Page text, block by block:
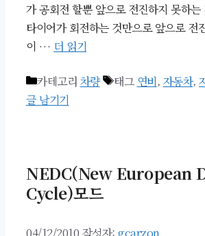
가 공회전 할뿐 앞으로 전진하지 못하
타이어가 회전하는 것만으로 앞으로 전
이 … 더 읽기
카테고리 차량 태그 연비, 자동차,
글 남기기
NEDC(New European
Cycle)모드